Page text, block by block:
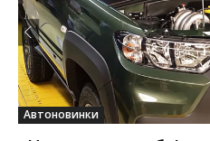
Автоновинки